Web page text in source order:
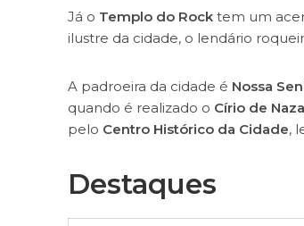
Já o Templo do Rocktem um
ilustre da cidade, o lendário
A padroeira da cidade é Nossa
quando é realizado o Círio de
pelo Centro Histórico da Cidade,
Destaques